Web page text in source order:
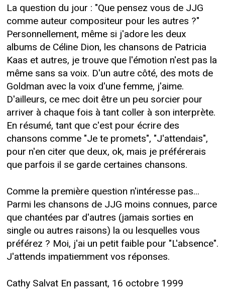
La question du jour : "Que pensez vous de JJG
comme auteur compositeur pour les autres ?"
Personnellement, même si j'adore les deux
albums de Céline Dion, les chansons de Patricia
Kaas et autres, je trouve que l'émotion n'est pas la
même sans sa voix. D'un autre côté, des mots de
Goldman avec la voix d'une femme, j'aime.
D'ailleurs, ce mec doit être un peu sorcier pour
arriver à chaque fois à tant coller à son interprète.
En résumé, tant que c'est pour écrire des
chansons comme "Je te promets", "J'attendais",
pour n'en citer que deux, ok, mais je préférerais
que parfois il se garde certaines chansons.
Comme la première question n'intéresse pas...
Parmi les chansons de JJG moins connues, parce
que chantées par d'autres (jamais sorties en
single ou autres raisons) la ou lesquelles vous
préférez ? Moi, j'ai un petit faible pour "L'absence".
J'attends impatiemment vos réponses.
Cathy Salvat En passant, 16 octobre 1999